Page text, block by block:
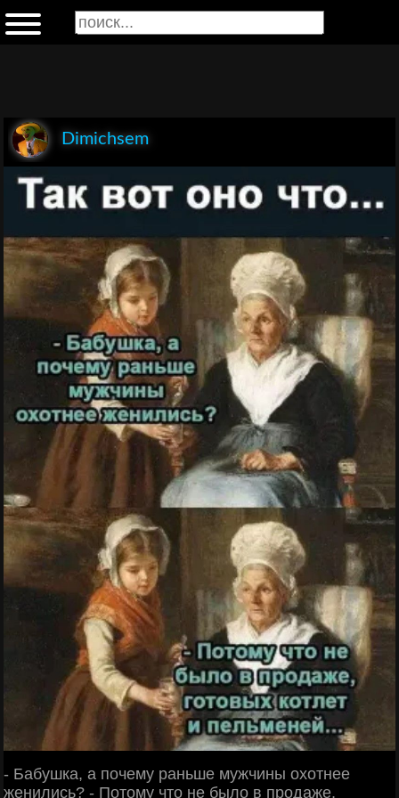
Dimichsem
- Бабушка, а почему раньше мужчины охотнее
женились? - Потому что не было в продаже,